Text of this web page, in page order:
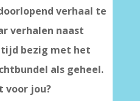
verhaal te
verhalen naast
bezig met het
als geheel.
voor jou?